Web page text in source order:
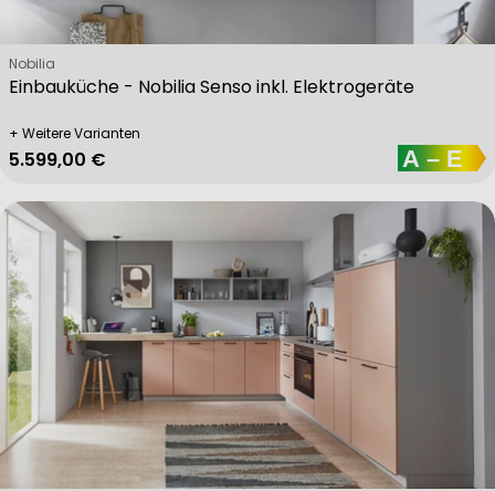
Einbauküche - Nobilia Senso inkl. Elektrogeräte
Verkäufer:
Nobilia
+ Weitere Varianten
Regulärer Preis
5.599,00 €